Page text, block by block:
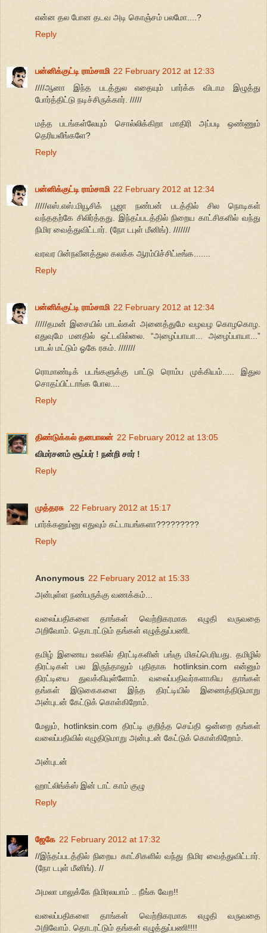
என்ன தல போன தடவ அடி கொஞ்சம் பலமோ....?
Reply
பன்னிக்குட்டி ராம்சாமி 22 February 2012 at 12:33
////ஆனா இந்த படத்துல எதையும் பார்க்க விடாம இழுத்து
போர்த்திட்டு நடிச்சிருக்கார். /////
மத்த படங்கள்லேயும் சொல்லிக்கிறா மாதிரி அப்படி ஒண்ணும்
தெரியலீங்களே?
Reply
பன்னிக்குட்டி ராம்சாமி 22 February 2012 at 12:34
/////எஸ்.எஸ்.மியூசிக் பூஜா நண்பன் படத்தில் சில நொடிகள்
வந்ததற்கே சிலிர்த்தது. இந்தப்படத்தில் நிறைய காட்சிகளில் வந்து
நிமிர வைத்துவிட்டார். (நோ டபுள் மீனிங்). ///////
வரவர பின்நவீனத்துல கலக்க ஆரம்பிச்சிட்டீங்க.......
Reply
பன்னிக்குட்டி ராம்சாமி 22 February 2012 at 12:34
/////தமன் இசையில் பாடல்கள் அனைத்துமே வழவழ கொழகொழ.
எதுவுமே மனதில் ஒட்டவில்லை. “அழைப்பாயா... அழைப்பாயா...”
பாடல் மட்டும் ஓகே ரகம். ///////
ரொமாண்டிக் படங்களுக்கு பாட்டு ரொம்ப முக்கியம்..... இதுல
சொதப்பிட்டாங்க போல....
Reply
திண்டுக்கல் தனபாலன் 22 February 2012 at 13:05
விமர்சனம் சூப்பர் ! நன்றி சார் !
Reply
முத்தரசு
22 February 2012 at 15:17
பார்க்கனும்னு எதுவும் கட்டாயங்களா?????????
Reply
Anonymous 22 February 2012 at 15:33
அன்புள்ள நண்பருக்கு வணக்கம்...
வலைப்பதிகளை தாங்கள் வெற்றிகரமாக எழுதி வருவதை
அறிவோம். தொடரட்டும் தங்கள் எழுத்துப்பணி.
தமிழ் இணைய உலகில் திரட்டிகளின் பங்கு மிகப்பெரியது. தமிழில்
திரட்டிகள் பல இருந்தாலும் புதிதாக hotlinksin.com என்னும்
திரட்டியை துவக்கியுள்ளோம். வலைப்பதிவர்களாகிய தாங்கள்
தங்கள் இடுகைகளை இந்த திரட்டியில் இணைத்திடுமாறு
அன்புடன் கேட்டுக் கொள்கிறோம்.
மேலும், hotlinksin.com திரட்டி குறித்த செய்தி ஒன்றை தங்கள்
வலைப்பதிவில் எழுதிடுமாறு அன்புடன் கேட்டுக் கொள்கிறோம்.
அன்புடன்
ஹாட்லிங்க்ஸ் இன் டாட் காம் குழு
Reply
ஜேகே 22 February 2012 at 17:32
//இந்தப்படத்தில் நிறைய காட்சிகளில் வந்து நிமிர வைத்துவிட்டார்.
(நோ டபுள் மீனிங்). //
அமலா பாலுக்கே நிமிரலயாம் .. நீங்க வேற!!
வலைப்பதிகளை தாங்கள் வெற்றிகரமாக எழுதி வருவதை
அறிவோம். தொடரட்டும் தங்கள் எழுத்துப்பணி!!!!